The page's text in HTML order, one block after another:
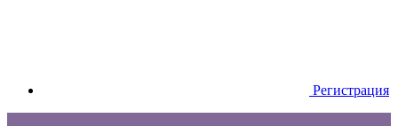
Регистрация